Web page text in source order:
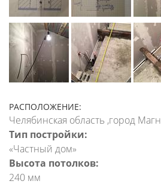
РАСПОЛОЖЕНИЕ:
Челябинская область ,город
Тип постройки:
«Частный дом»
Высота потолков:
240 мм